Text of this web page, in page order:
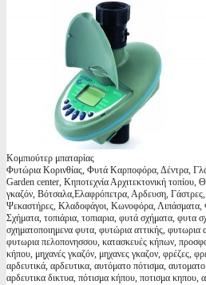
Κομπιούτερ μπαταρίας
Φυτώρια Κορινθίας, Φυτά Καρποφόρα, Δέντρα,
Garden center, Κηποτεχνία Αρχιτεκτονική τοπίου,
γκαζόν, Βότσαλα,Ελαφρόπετρα, Αρδευση,
Ψεκαστήρες, Κλαδοφάγοι, Κωνοφόρα, Λιπάσματα,
Σχήματα, τοπιάρια, τοπιαρια, φυτά σχήματα, φυτα
σχηματοποιημενα φυτα, φυτώρια αττικής, φυτωρια
φυτωρια πελοπονησσου, κατασκευές κήπων,
κήπου, μηχανές γκαζόν, μηχανες γκαζον, φρέζες,
αρδευτικά, αρδευτικα, αυτόματο πότισμα,
αρδευτικα δικτυα, πότισμα κήπου, ποτισμα κηπου,